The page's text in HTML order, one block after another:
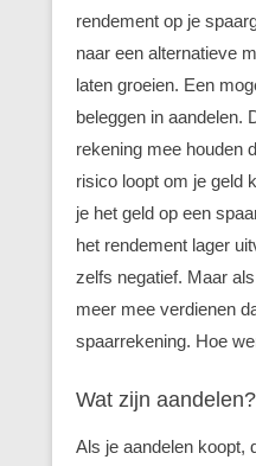
rendement op je
naar een alternatieve
laten groeien. Een
beleggen in aandelen.
rekening mee houden
risico loopt om je geld
je het geld op een
het rendement lager
zelfs negatief. Maar
meer mee verdienen
spaarrekening. Hoe
Wat zijn aandelen?
Als je aandelen koopt,